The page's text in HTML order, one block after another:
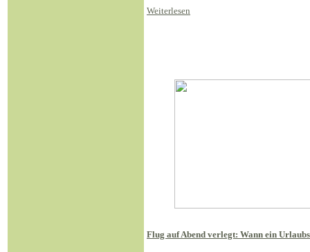
Weiterlesen
Flug auf Abend verlegt: Wann ein